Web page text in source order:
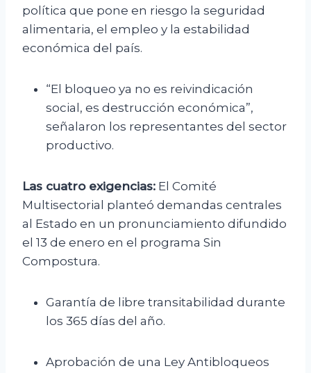
política que pone en riesgo la seguridad
alimentaria, el empleo y la estabilidad
económica del país.
“El bloqueo ya no es reivindicación
social, es destrucción económica”,
señalaron los representantes del sector
productivo.
Las cuatro exigencias: El Comité
Multisectorial planteó demandas centrales
al Estado en un pronunciamiento difundido
el 13 de enero en el programa Sin
Compostura.
Garantía de libre transitabilidad durante
los 365 días del año.
Aprobación de una Ley Antibloqueos